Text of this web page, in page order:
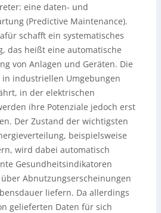
eine daten- und
(Predictive Maintenance).
schafft ein systematisches
das heißt eine automatische
von Anlagen und Geräten. Die
in industriellen Umgebungen
in der elektrischen
ihre Potenziale jedoch erst
Der Zustand der wichtigsten
beispielsweise
wird dabei automatisch
Gesundheitsindikatoren
Abnutzungserscheinungen
liefern. Da allerdings
gelieferten Daten für sich